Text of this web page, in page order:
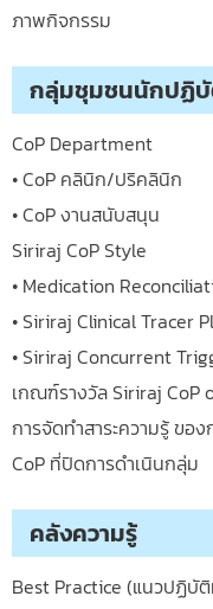
ภาพกิจกรรม
กลุ่มชุมชนนักปฏิบั
CoP Department
• CoP คลินิก/ปริคลินิก
• CoP งานสนับสนุน
Siriraj CoP Style
• Medication
• Siriraj Clinical Tracer
• Siriraj Concurrent
เกณฑ์รางวัล Siriraj CoP
การจัดทำสาระความรู้ ขอ
CoP ที่ปิดการดำเนินกลุ่ม
คลังความรู้
Best Practice (แนวปฏิบั